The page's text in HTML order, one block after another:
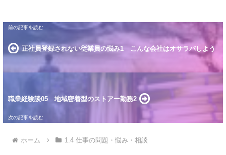
正社員登録されない従業員の悩み1 こんな会社はオサラバしよう
職業経験談05 地域密着型のストアー勤務2
ホーム 1.4 仕事の問題・悩み・相談